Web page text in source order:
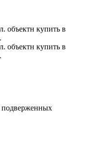
объектн купить в
объектн купить в
подверженных